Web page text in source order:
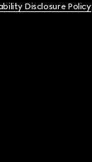
Disclosure Policy